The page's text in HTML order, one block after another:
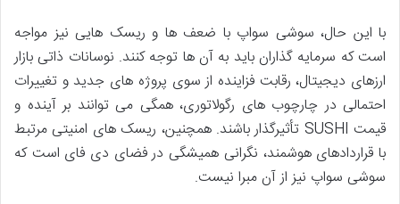
با این حال، سوشی سواپ با ضعف ها و ریسک هایی نیز مواجه
است که سرمایه گذاران باید به آن ها توجه کنند. نوسانات ذاتی بازار
ارزهای دیجیتال، رقابت فزاینده از سوی پروژه های جدید و تغییرات
احتمالی در چارچوب های رگولاتوری، همگی می توانند بر آینده و
قیمت SUSHI تأثیرگذار باشند. همچنین، ریسک های امنیتی مرتبط
با قراردادهای هوشمند، نگرانی همیشگی در فضای دی فای است که
سوشی سواپ نیز از آن مبرا نیست.